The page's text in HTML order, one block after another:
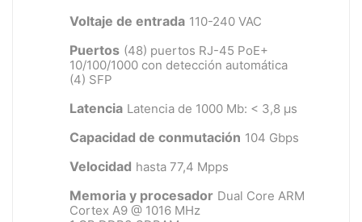
Voltaje de entrada 110-240 VAC
Puertos (48) puertos RJ-45 PoE+
10/100/1000 con detección automática
(4) SFP
Latencia Latencia de 1000 Mb: < 3,8 µs
Capacidad de conmutación 104 Gbps
Velocidad hasta 77,4 Mpps
Memoria y procesador Dual Core ARM
Cortex A9 @ 1016 MHz